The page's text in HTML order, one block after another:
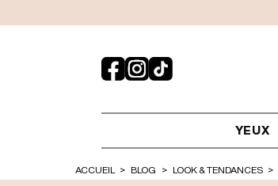
YEUX
ACCUEIL BLOG LOOK & TENDANCES